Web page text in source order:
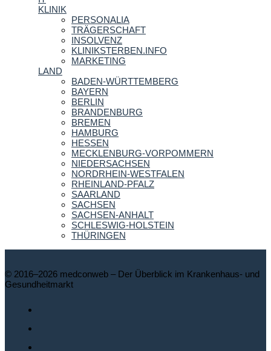
KLINIK
PERSONALIA
TRÄGERSCHAFT
INSOLVENZ
KLINIKSTERBEN.INFO
MARKETING
LAND
BADEN-WÜRTTEMBERG
BAYERN
BERLIN
BRANDENBURG
BREMEN
HAMBURG
HESSEN
MECKLENBURG-VORPOMMERN
NIEDERSACHSEN
NORDRHEIN-WESTFALEN
RHEINLAND-PFALZ
SAARLAND
SACHSEN
SACHSEN-ANHALT
SCHLESWIG-HOLSTEIN
THÜRINGEN
© 2016–2026 medconweb – Der Überblick im Krankenhaus- und
Gesundheitmarkt